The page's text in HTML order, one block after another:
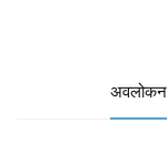
अवलोकन